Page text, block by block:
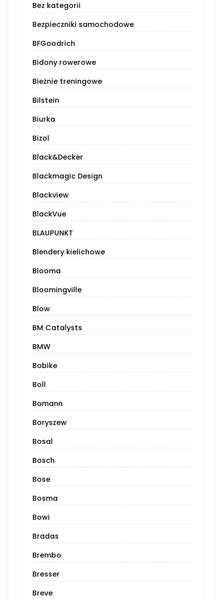
Bez kategorii
Bezpieczniki samochodowe
BFGoodrich
Bidony rowerowe
Bieżnie treningowe
Bilstein
Biurka
Bizol
Black&Decker
Blackmagic Design
Blackview
BlackVue
BLAUPUNKT
Blendery kielichowe
Blooma
Bloomingville
Blow
BM Catalysts
BMW
Bobike
Boll
Bomann
Boryszew
Bosal
Bosch
Bose
Bosma
Bowi
Bradas
Brembo
Bresser
Breve